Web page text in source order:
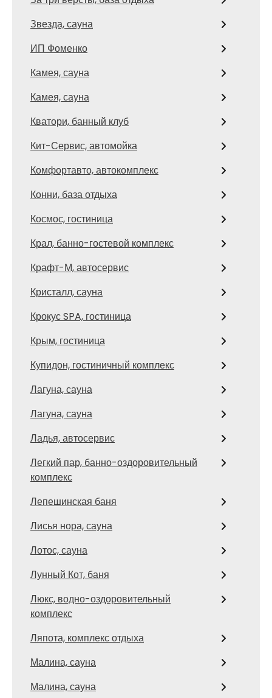
Звезда, сауна
ИП Фоменко
Камея, сауна
Камея, сауна
Кватори, банный клуб
Кит-Сервис, автомойка
Комфортавто, автокомплекс
Конни, база отдыха
Космос, гостиница
Крал, банно-гостевой комплекс
Крафт-М, автосервис
Кристалл, сауна
Крокус SPA, гостиница
Крым, гостиница
Купидон, гостиничный комплекс
Лагуна, сауна
Лагуна, сауна
Ладья, автосервис
Легкий пар, банно-оздоровительный
комплекс
Лепешинская баня
Лисья нора, сауна
Лотос, сауна
Лунный Кот, баня
Люкс, водно-оздоровительный
комплекс
Ляпота, комплекс отдыха
Малина, сауна
Малина, сауна